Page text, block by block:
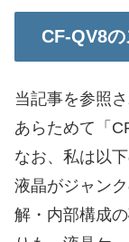
CF-QV8
当記事を参照
あらためて「
なお、私は以
液晶がジャン
解・内部構成